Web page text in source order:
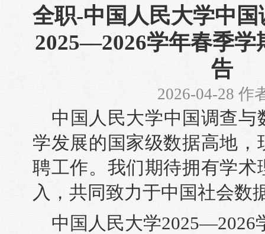
全职-中国人民大学中
2025—2026学年春季学
告
2026-04-28 作
中国人民大学中国调查
学发展的国家级数据高地
聘工作。我们期待拥有学
入，共同致力于中国社会数
中国人民大学2025—2026